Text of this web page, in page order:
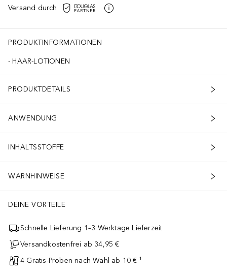
Versand durch
PRODUKTINFORMATIONEN
HAAR-LOTIONEN
PRODUKTDETAILS
ANWENDUNG
INHALTSSTOFFE
WARNHINWEISE
DEINE VORTEILE
Schnelle Lieferung 1–3 Werktage Lieferzeit
Versandkostenfrei ab 34,95 €
4 Gratis-Proben nach Wahl ab 10 € ¹